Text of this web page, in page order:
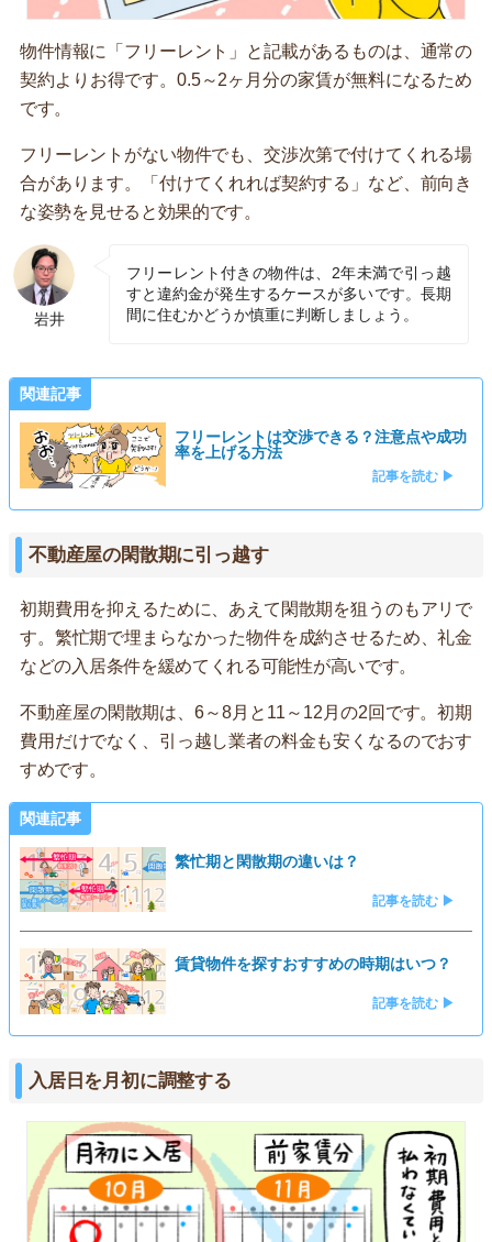
物件情報に「フリーレント」と記載があるものは、通常の
契約よりお得です。0.5～2ヶ月分の家賃が無料になるため
です。
フリーレントがない物件でも、交渉次第で付けてくれる場
合があります。「付けてくれれば契約する」など、前向き
な姿勢を見せると効果的です。
岩井
フリーレント付きの物件は、2年未満で引っ越
すと違約金が発生するケースが多いです。長期
間に住むかどうか慎重に判断しましょう。
関連記事
フリーレントは交渉できる？注意点や成功
率を上げる方法
記事を読む ▶
不動産屋の閑散期に引っ越す
初期費用を抑えるために、あえて閑散期を狙うのもアリで
す。繁忙期で埋まらなかった物件を成約させるため、礼金
などの入居条件を緩めてくれる可能性が高いです。
不動産屋の閑散期は、6～8月と11～12月の2回です。初期
費用だけでなく、引っ越し業者の料金も安くなるのでおす
すめです。
関連記事
繁忙期と閑散期の違いは？
記事を読む ▶
賃貸物件を探すおすすめの時期はいつ？
記事を読む ▶
入居日を月初に調整する